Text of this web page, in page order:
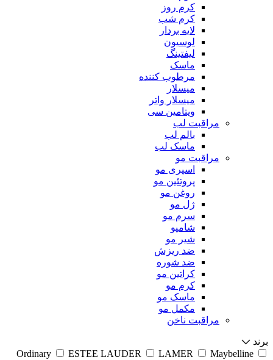
کرم روز
کرم شب
لایه بردار
لوسیون
لیفتینگ
ماسک
مرطوب کننده
میسلار
میسلار واتر
ویتامین سی
مراقبت لب
بالم لب
ماسک لب
مراقبت مو
اسپری مو
پروتئین مو
روغن مو
ژل مو
سرم مو
شامپو
شیر مو
ضد ریزش
ضد شوره
کراتین مو
کرم مو
ماسک مو
مکمل مو
مراقبت ناخن
برند
Ordinary
ESTEE LAUDER LAMER
Maybelline